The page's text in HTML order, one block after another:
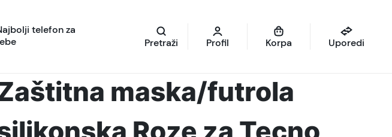
telefon za
Pretraži Profil Korpa Uporedi
maska/futrola